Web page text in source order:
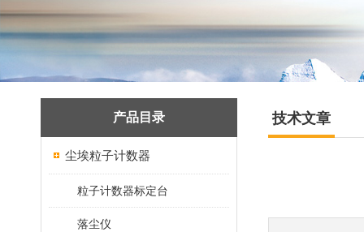
产品目录
尘埃粒子计数器
粒子计数器标定台
落尘仪
技术文章